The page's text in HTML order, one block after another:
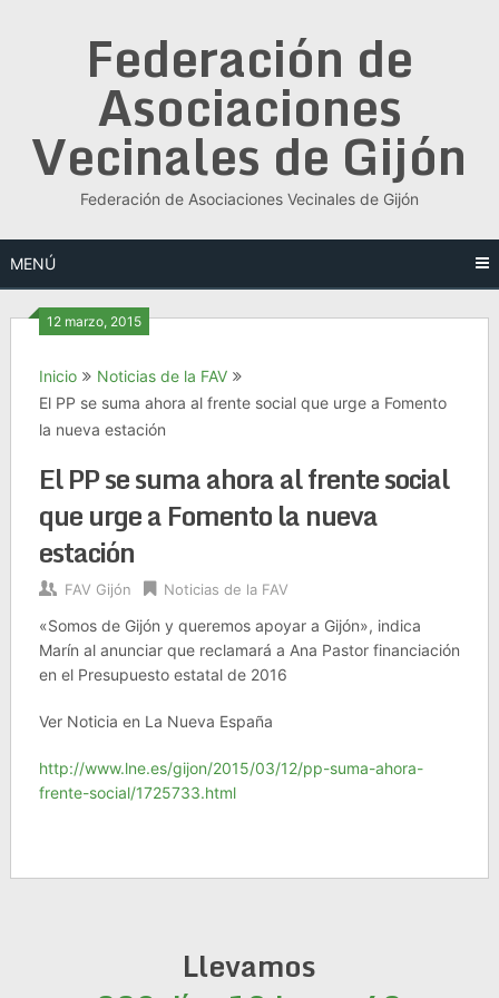
Federación de
Asociaciones
Vecinales de Gijón
Federación de Asociaciones Vecinales de Gijón
MENÚ
12 marzo, 2015
Inicio
Noticias de la FAV
El PP se suma ahora al frente social que urge a Fomento
la nueva estación
El PP se suma ahora al frente social
que urge a Fomento la nueva
estación
FAV Gijón Noticias de la FAV
«Somos de Gijón y queremos apoyar a Gijón», indica
Marín al anunciar que reclamará a Ana Pastor financiación
en el Presupuesto estatal de 2016
Ver Noticia en La Nueva España
http://www.lne.es/gijon/2015/03/12/pp-suma-ahora-
frente-social/1725733.html
Llevamos